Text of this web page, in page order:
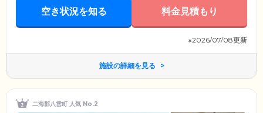
空き状況を知る 料金見積もり
※2026/07/08更新
施設の詳細を見る
二海郡八雲町 人気 No.2